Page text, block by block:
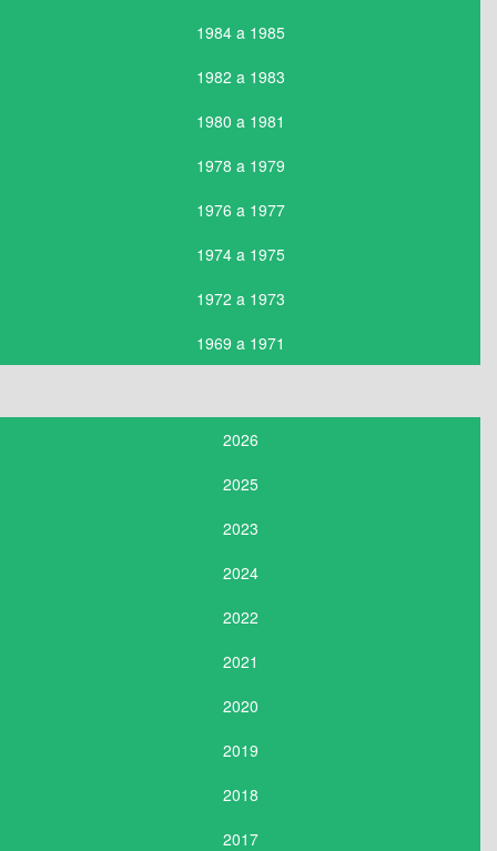
1984 a 1985
1982 a 1983
1980 a 1981
1978 a 1979
1976 a 1977
1974 a 1975
1972 a 1973
1969 a 1971
2026
2025
2023
2024
2022
2021
2020
2019
2018
2017